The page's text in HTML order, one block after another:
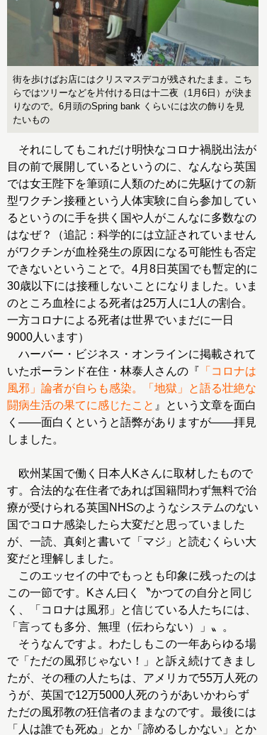
街を歩けばお店にはクリスマスデコが残されたまま。こち
らではツリーなどを片付ける日は十二夜（1月6日）が決ま
りなので。6月頭のSpring bank くらいには次の飾りを見
たいもの
それにしてもこれだけ明快なコロナ禍脱出法が
目の前で展開しているというのに、なんなら英国
では女王陛下を筆頭に人類のために先駆けての新
型ワクチン接種という人体実験に自ら参加してい
るというのに手を拱く国や人がこんなに多数なの
はなぜ？（追記：科学的には立証されていません
がワクチンが血栓発生の原因になる可能性も否定
できないということで。4月8日英国でも暫定的に
30歳以下には接種しないことになりました。いま
のところ血栓による死者は25万人に1人の割合。
一方コロナによる死者は世界でいまだに一日
9000人います）
ハーバー・ビジネス・オンラインに掲載されて
いたポーランド在住・林泰人さんの『 「コロナは
風邪」論者が自らも感染。「地獄」と語る壮絶な
闘病生活の果てに感じたこと 』という文章を面白
く――面白くというと語弊がありますが――拝見
しました。
欧州某国で働く日本人Kさんに取材したもので
す。合法的な在住者であれば国籍問わず無料で治
療が受けられる英国NHSのようなシステムのない
国でコロナ感染したら大変だと思っていました
が、一読、真剣と書いて「マジ」と読むくらい大
変だと理解しました。
このエッセイの中でもっとも印象に残ったのは
この一節です。Kさん曰く〝かつての自分と同じ
く、「コロナは風邪」と信じている人たちには、
「言っても多分、無理（伝わらない）」〟。
そうなんですよ。わたしもこの一年あらゆる場
で「ただの風邪じゃない！」と訴え続けてきまし
たが、その種の人たちは、アメリカで55万人死の
うが、英国で12万5000人死のうがあいかわらず
ただの風邪教の狂信者のままなのです。最後には
「人は誰でも死ぬ」とか「諦めるしかない」とか